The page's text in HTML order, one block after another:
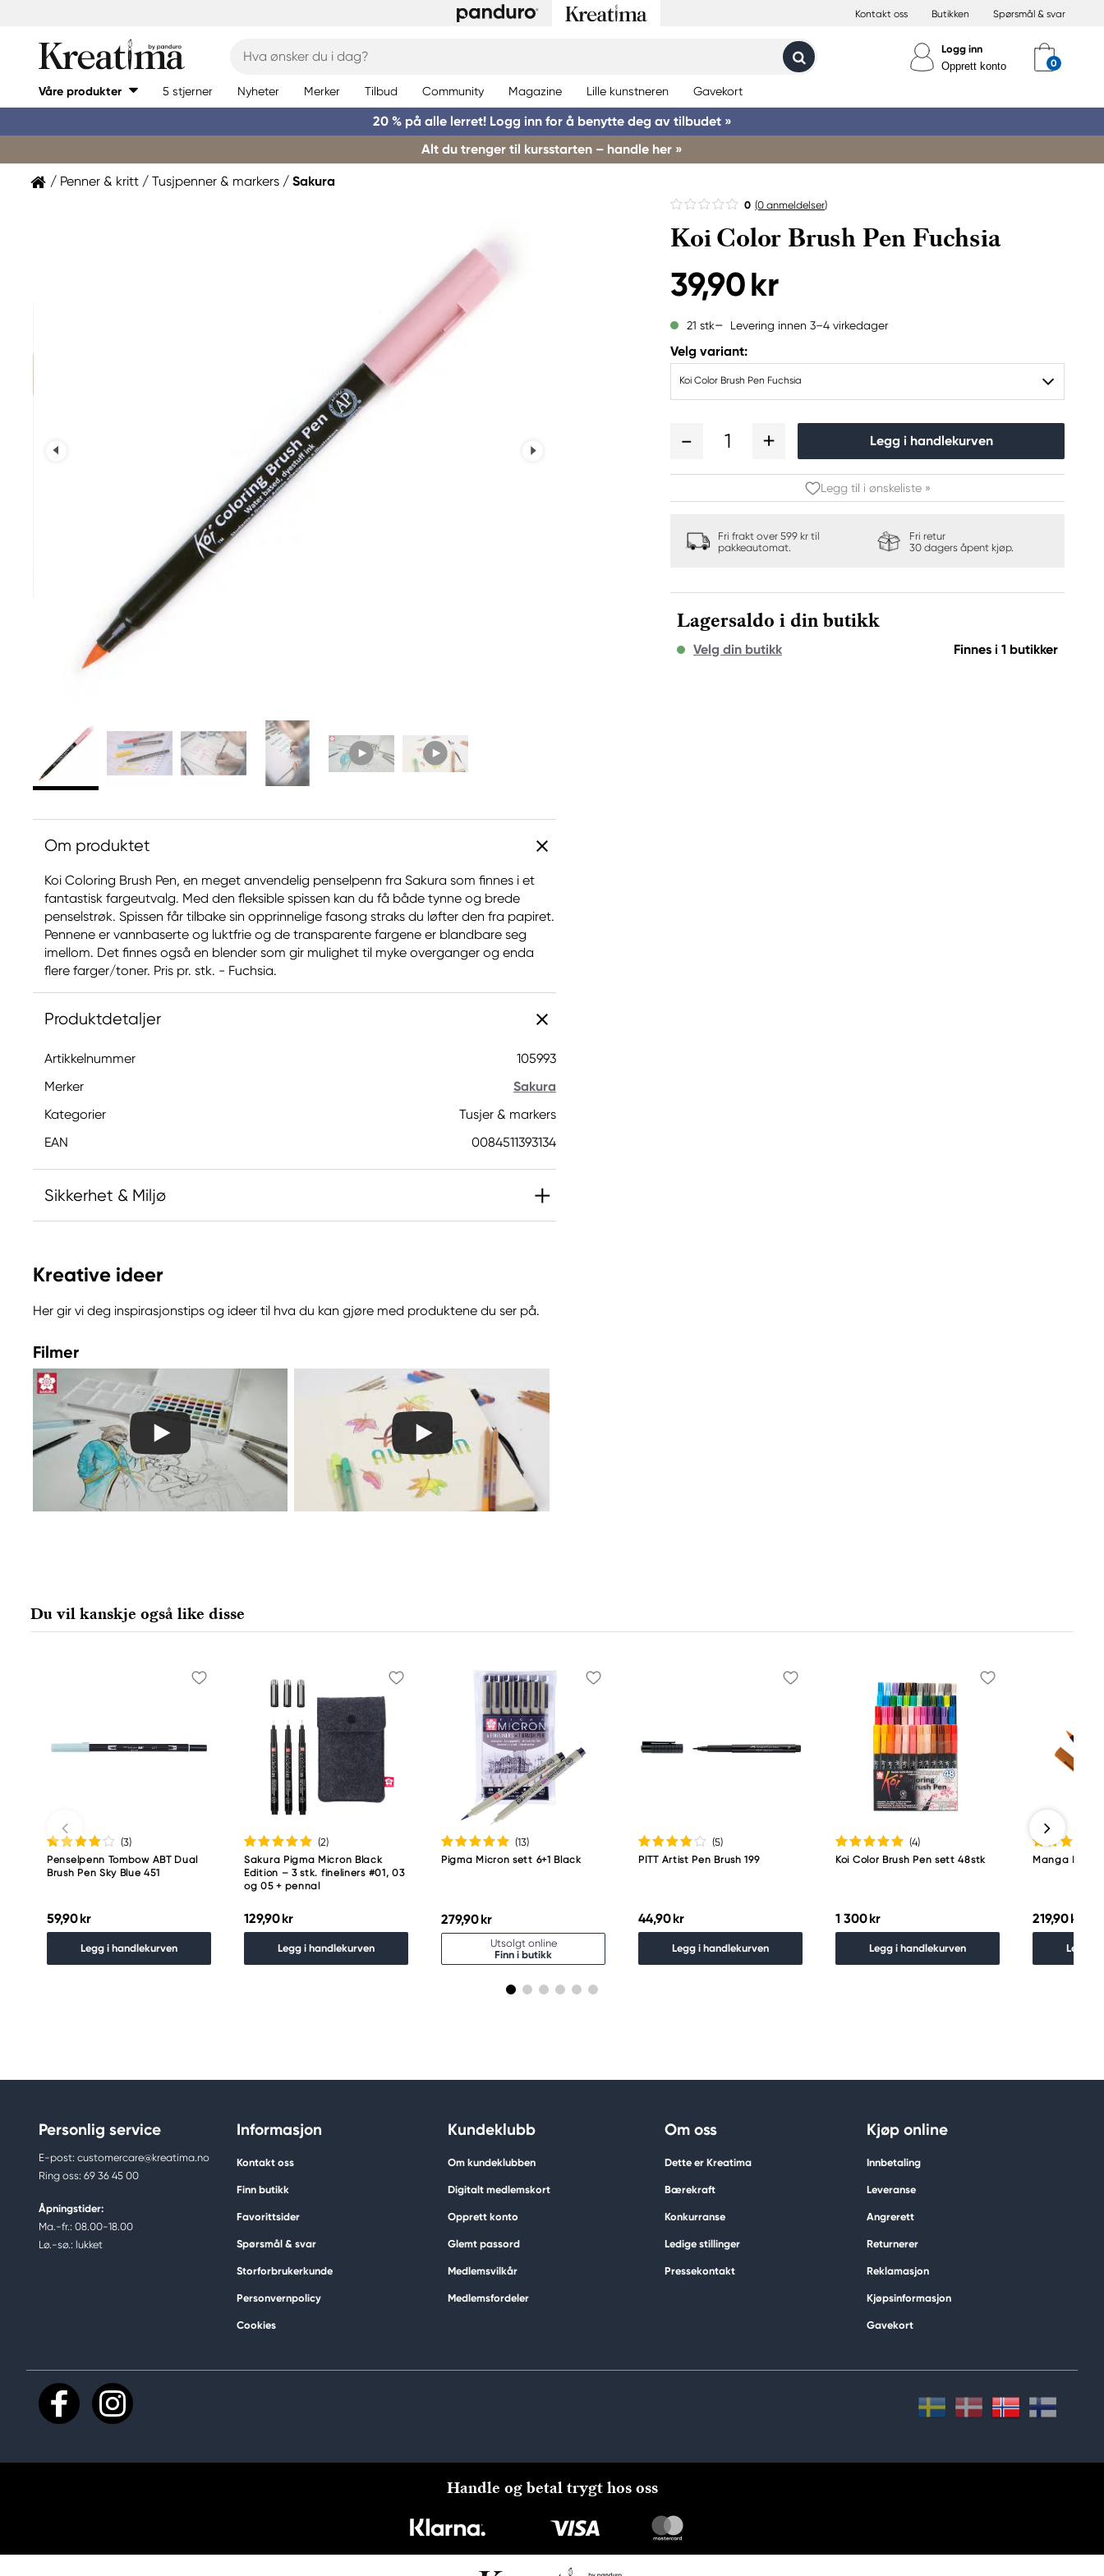
Kontakt oss Butikken Spørsmål & svar
Logg inn
Opprett konto
Våre produkter 5 stjerner Nyheter Merker Tilbud Community Magazine Lille kunstneren Gavekort
20 % på alle lerret! Logg inn for å benytte deg av tilbudet »
Alt du trenger til kursstarten – handle her »
Penner & kritt Tusjpenner & markers Sakura
0 (0 anmeldelser)
Koi Color Brush Pen Fuchsia
39,90 kr
21 stk Levering innen 3–4 virkedager
Velg variant:
Koi Color Brush Pen Fuchsia
1 Legg i handlekurven
Legg til i ønskeliste »
Fri frakt over 599 kr til
pakkeautomat.
Fri retur
30 dagers åpent kjøp.
Lagersaldo i din butikk
Velg din butikk Finnes i 1 butikker
Om produktet
Koi Coloring Brush Pen, en meget anvendelig penselpenn fra Sakura som finnes i et
fantastisk fargeutvalg. Med den fleksible spissen kan du få både tynne og brede
penselstrøk. Spissen får tilbake sin opprinnelige fasong straks du løfter den fra papiret.
Pennene er vannbaserte og luktfrie og de transparente fargene er blandbare seg
imellom. Det finnes også en blender som gir mulighet til myke overganger og enda
flere farger/toner. Pris pr. stk. - Fuchsia.
Produktdetaljer
Artikkelnummer
105993
Merker
Sakura
Kategorier
Tusjer & markers
EAN
0084511393134
Sikkerhet & Miljø
Sakura
Sophialaan 46
info@royaltalens.com
+31 (0)55 527 4700
Kreative ideer
Her gir vi deg inspirasjonstips og ideer til hva du kan gjøre med produktene du ser på.
Filmer
Du vil kanskje også like disse
(3)
Penselpenn Tombow ABT Dual
Brush Pen Sky Blue 451
59,90 kr
Legg i handlekurven
(2)
Sakura Pigma Micron Black
Edition – 3 stk. fineliners #01, 03
og 05 + pennal
129,90 kr
Legg i handlekurven
(13)
Pigma Micron sett 6+1 Black
279,90 kr
Utsolgt online
Finn i butikk
(5)
PITT Artist Pen Brush 199
44,90 kr
Legg i handlekurven
(4)
Koi Color Brush Pen sett 48stk
1 300 kr
Legg i handlekurven
Manga Koi
219,90 kr
Legg i
Personlig service
E-post: customercare@kreatima.no
Ring oss: 69 36 45 00
Åpningstider:
Ma.-fr.: 08.00-18.00
Lø.-sø.: lukket
Informasjon
Kontakt oss
Finn butikk
Favorittsider
Spørsmål & svar
Storforbrukerkunde
Personvernpolicy
Cookies
Kundeklubb
Om kundeklubben
Digitalt medlemskort
Opprett konto
Glemt passord
Medlemsvilkår
Medlemsfordeler
Om oss
Dette er Kreatima
Bærekraft
Konkurranse
Ledige stillinger
Pressekontakt
Kjøp online
Innbetaling
Leveranse
Angrerett
Returnerer
Reklamasjon
Kjøpsinformasjon
Gavekort
Handle og betal trygt hos oss